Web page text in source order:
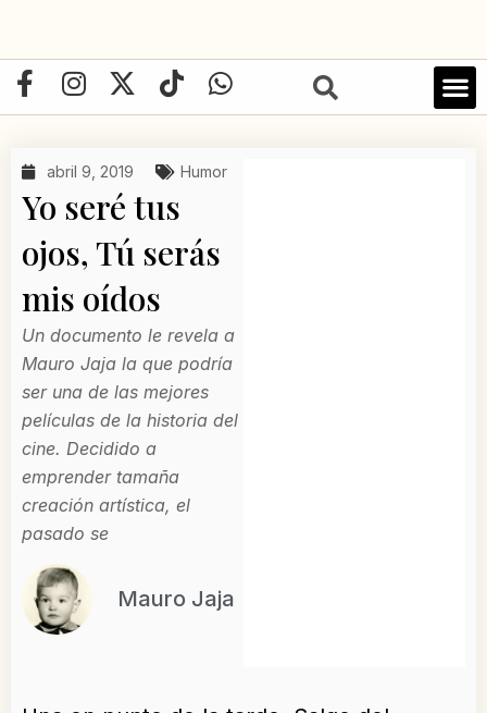
contenido
F
a
e
b
o
o
k
-
f
I
n
t
g
r
a
m
X
-
w
i
t
t
e
r
T
i
t
k
W
h
t
p
abril 9, 2019 Humor
Yo seré tus
ojos, Tú serás
mis oídos
Un documento le revela a
Mauro Jaja la que podría
ser una de las mejores
películas de la historia del
cine. Decidido a
emprender tamaña
creación artística, el
pasado se
Mauro Jaja